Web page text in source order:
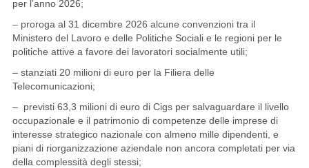
per l’anno 2026;
– proroga al 31 dicembre 2026 alcune convenzioni tra il
Ministero del Lavoro e delle Politiche Sociali e le regioni per le
politiche attive a favore dei lavoratori socialmente utili;
– stanziati 20 milioni di euro per la Filiera delle
Telecomunicazioni;
– previsti 63,3 milioni di euro di Cigs per salvaguardare il livello
occupazionale e il patrimonio di competenze delle imprese di
interesse strategico nazionale con almeno mille dipendenti, e
piani di riorganizzazione aziendale non ancora completati per via
della complessità degli stessi;